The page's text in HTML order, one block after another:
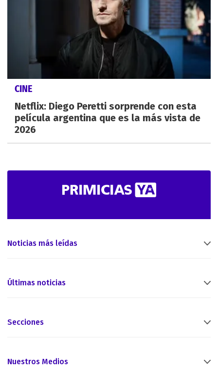
CINE
Netflix: Diego Peretti sorprende con esta
película argentina que es la más vista de
2026
Noticias más leídas
Últimas noticias
Secciones
Nuestros Medios